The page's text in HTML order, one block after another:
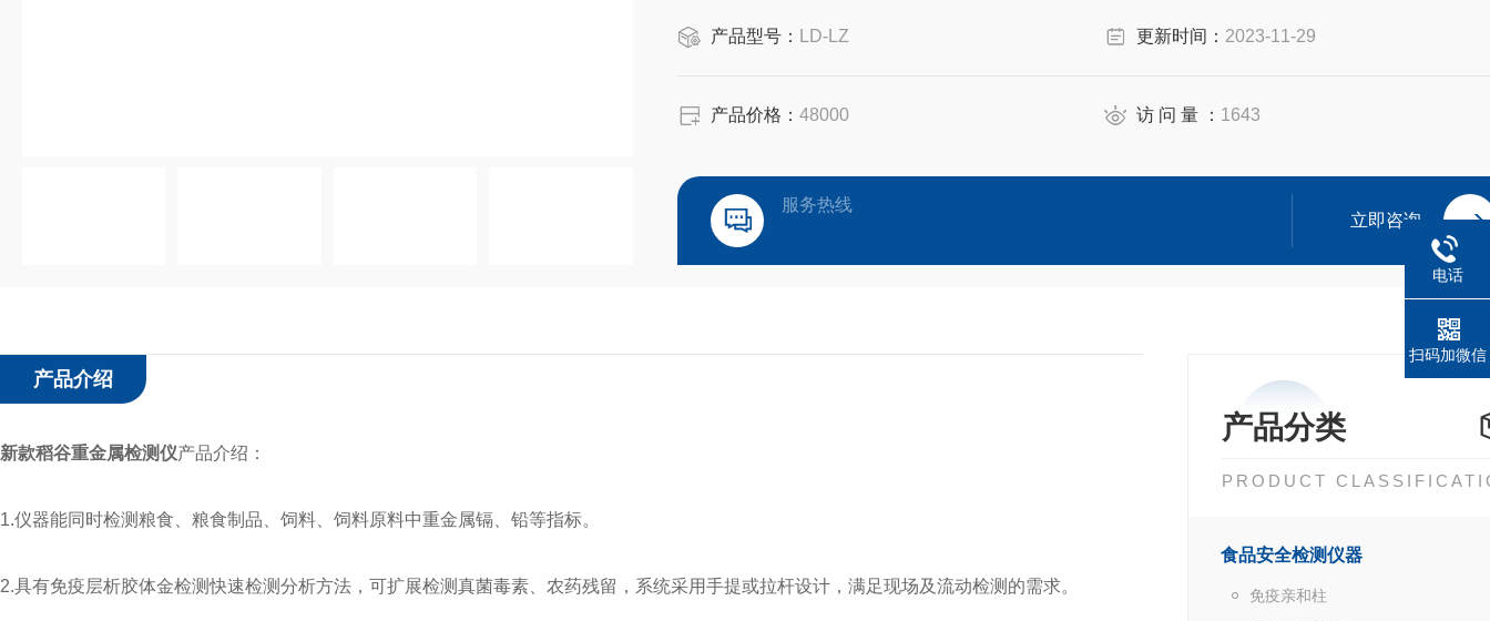
产品型号： LD-LZ 更新时间： 2023-11-29
产品价格： 48000 访 问 量 ： 1643
服务热线
立即咨询
产品分类
PRODUCT
食品安全检测仪器
免疫亲和柱
产品介绍
新款稻谷重金属检测仪产品介绍：
1.仪器能同时检测粮食、粮食制品、饲料、饲料原料中重金属镉、铅等指标。
2.具有免疫层析胶体金检测快速检测分析方法，可扩展检测真菌毒素、农药残留，系统采用手提或拉杆设计，满足现场及流动检测的需求。
电话
扫码加微信